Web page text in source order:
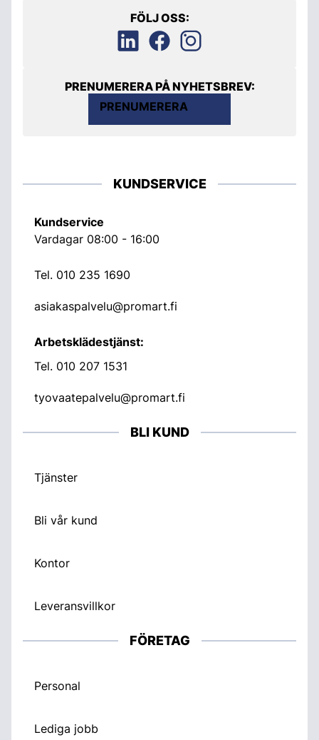
FÖLJ OSS:
PRENUMERERA PÅ NYHETSBREV:
PRENUMERERA
KUNDSERVICE
Kundservice
Vardagar 08:00 - 16:00
Tel. 010 235 1690
asiakaspalvelu@promart.fi
Arbetsklädestjänst:
Tel. 010 207 1531
tyovaatepalvelu@promart.fi
BLI KUND
Tjänster
Bli vår kund
Kontor
Leveransvillkor
FÖRETAG
Personal
Lediga jobb